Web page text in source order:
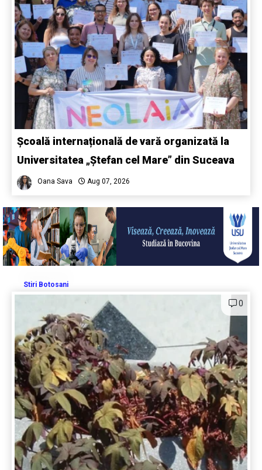
Școală internațională de vară organizată la
Universitatea „Ștefan cel Mare” din Suceava
Oana Sava Aug 07, 2026
Stiri Botosani
0